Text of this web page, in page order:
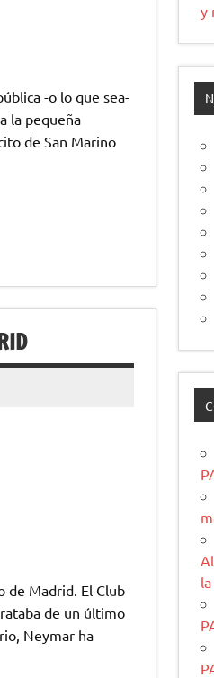
-o lo que sea-
la pequeña
de San Marino
de Madrid. El Club
de un último
Neymar ha
y